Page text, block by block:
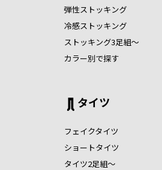
弾性ストッキング
冷感ストッキング
ストッキング3足組～
カラー別で探す
タイツ
フェイクタイツ
ショートタイツ
タイツ2足組～